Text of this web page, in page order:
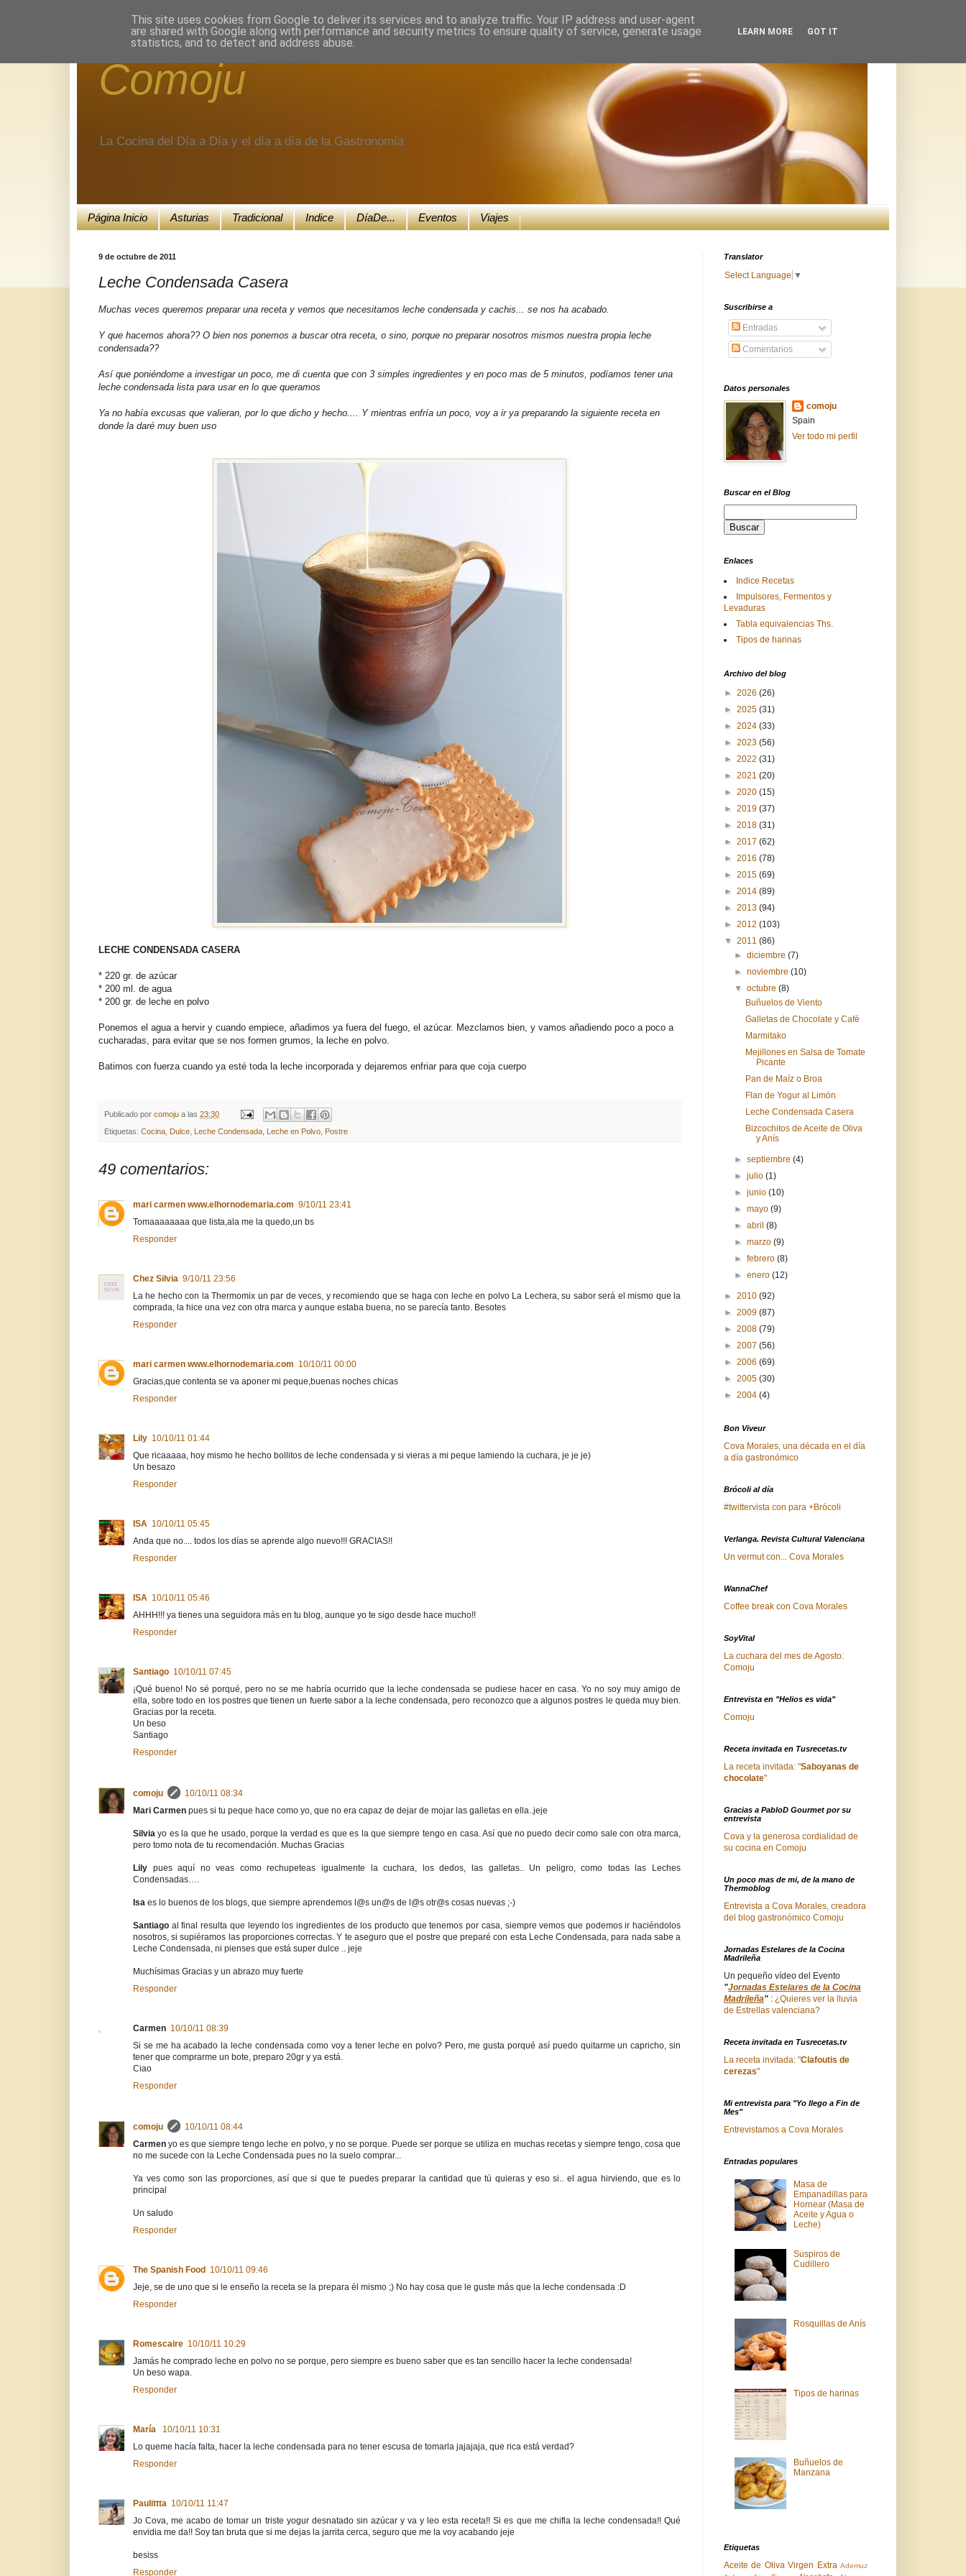
Comoju
La Cocina del Día a Día y el día a día de la Gastronomía
Página Inicio Asturias Tradicional Indice DíaDe... Eventos Viajes
9 de octubre de 2011
Leche Condensada Casera
Muchas veces queremos preparar una receta y vemos que necesitamos leche condensada y cachis... se nos ha acabado.
Y que hacemos ahora?? O bien nos ponemos a buscar otra receta, o sino, porque no preparar nosotros mismos nuestra propia leche
condensada??
Así que poniéndome a investigar un poco, me di cuenta que con 3 simples ingredientes y en poco mas de 5 minutos, podíamos tener una
leche condensada lista para usar en lo que queramos
Ya no había excusas que valieran, por lo que dicho y hecho.... Y mientras enfría un poco, voy a ir ya preparando la siguiente receta en
donde la daré muy buen uso
LECHE CONDENSADA CASERA
* 220 gr. de azúcar
* 200 ml. de agua
* 200 gr. de leche en polvo
Ponemos el agua a hervir y cuando empiece, añadimos ya fuera del fuego, el azúcar. Mezclamos bien, y vamos añadiendo poco a poco a
cucharadas, para evitar que se nos formen grumos, la leche en polvo.
Batimos con fuerza cuando ya esté toda la leche incorporada y dejaremos enfriar para que coja cuerpo
Publicado por comoju a las 23:30
Etiquetas: Cocina Dulce Leche Condensada Leche en Polvo Postre
49 comentarios:
mari carmen www.elhornodemaria.com 9/10/11 23:41
Tomaaaaaaaa que lista,ala me la quedo,un bs
Responder
Chez Silvia 9/10/11 23:56
La he hecho con la Thermomix un par de veces, y recomiendo que se haga con leche en polvo La Lechera, su sabor será el mismo que la
comprada, la hice una vez con otra marca y aunque estaba buena, no se parecía tanto. Besotes
Responder
mari carmen www.elhornodemaria.com 10/10/11 00:00
Gracias,que contenta se va aponer mi peque,buenas noches chicas
Responder
Lily 10/10/11 01:44
Que ricaaaaa, hoy mismo he hecho bollitos de leche condensada y si vieras a mi peque lamiendo la cuchara, je je je)
Un besazo
Responder
ISA 10/10/11 05:45
Anda que no.... todos los días se aprende algo nuevo!!! GRACIAS!!
Responder
ISA 10/10/11 05:46
AHHH!!! ya tienes una seguidora más en tu blog, aunque yo te sigo desde hace mucho!!
Responder
Santiago 10/10/11 07:45
¡Qué bueno! No sé porqué, pero no se me habría ocurrido que la leche condensada se pudiese hacer en casa. Yo no soy muy amigo de
ella, sobre todo en los postres que tienen un fuerte sabor a la leche condensada, pero reconozco que a algunos postres le queda muy bien.
Gracias por la receta.
Un beso
Santiago
Responder
comoju
10/10/11 08:34
Mari Carmen pues si tu peque hace como yo, que no era capaz de dejar de mojar las galletas en ella..jeje
Silviayo es la que he usado, porque la verdad es que es la que siempre tengo en casa. Así que no puedo decir como sale con otra marca,
pero tomo nota de tu recomendación. Muchas Gracias
Lily pues aquí no veas como rechupeteas igualmente la cuchara, los dedos, las galletas.. Un peligro, como todas las Leches
Condensadas….
Isa es lo buenos de los blogs, que siempre aprendemos l@s un@s de l@s otr@s cosas nuevas ;-)
Santiago al final resulta que leyendo los ingredientes de los producto que tenemos por casa, siempre vemos que podemos ir haciéndolos
nosotros, si supiéramos las proporciones correctas. Y te aseguro que el postre que preparé con esta Leche Condensada, para nada sabe a
Leche Condensada, ni pienses que está super dulce .. jeje
Muchísimas Gracias y un abrazo muy fuerte
Responder
Carmen 10/10/11 08:39
Si se me ha acabado la leche condensada como voy a tener leche en polvo? Pero, me gusta porqué así puedo quitarme un capricho, sin
tener que comprarme un bote, preparo 20gr y ya está.
Ciao
Responder
comoju
10/10/11 08:44
Carmen yo es que siempre tengo leche en polvo, y no se porque. Puede ser porque se utiliza en muchas recetas y siempre tengo, cosa que
no me sucede con la Leche Condensada pues no la suelo comprar...
Ya ves como son las proporciones, así que si que te puedes preparar la cantidad que tú quieras y eso si.. el agua hirviendo, que es lo
principal
Un saludo
Responder
The Spanish Food
10/10/11 09:46
Jeje, se de uno que si le enseño la receta se la prepara él mismo ;) No hay cosa que le guste más que la leche condensada :D
Responder
Romescaire 10/10/11 10:29
Jamás he comprado leche en polvo no se porque, pero siempre es bueno saber que es tan sencillo hacer la leche condensada!
Un beso wapa.
Responder
María
10/10/11 10:31
Lo queme hacía falta, hacer la leche condensada para no tener escusa de tomarla jajajaja, que rica está verdad?
Responder
Paulittta 10/10/11 11:47
Jo Cova, me acabo de tomar un triste yogur desnatado sin azúcar y va y leo esta receta!! Si es que me chifla la leche condensada!! Qué
envidia me da!! Soy tan bruta que si me dejas la jarrita cerca, seguro que me la voy acabando jeje
besiss
Responder
Translator
Select Language ▼
Suscribirse a
Entradas
Comentarios
Datos personales
comoju
Spain
Ver todo mi perfil
Buscar en el Blog
Enlaces
Indice Recetas
Impulsores, Fermentos y
Levaduras
Tabla equivalencias Ths.
Tipos de harinas
Archivo del blog
► 2026 (26)
► 2025 (31)
► 2024 (33)
► 2023 (56)
► 2022 (31)
► 2021 (20)
► 2020 (15)
► 2019 (37)
► 2018 (31)
► 2017 (62)
► 2016 (78)
► 2015 (69)
► 2014 (89)
► 2013 (94)
► 2012 (103)
▼ 2011 (86)
►diciembre(7)
►noviembre(10)
▼octubre(8)
Buñuelos de Viento
Galletas de Chocolate y Café
Marmitako
Mejillones en Salsa de Tomate
Picante
Pan de Maíz o Broa
Flan de Yogur al Limón
Leche Condensada Casera
Bizcochitos de Aceite de Oliva
y Anís
►septiembre(4)
►julio(1)
►junio(10)
►mayo(9)
►abril(8)
►marzo(9)
►febrero(8)
►enero(12)
► 2010 (92)
► 2009 (87)
► 2008 (79)
► 2007 (56)
► 2006 (69)
► 2005 (30)
► 2004 (4)
Bon Viveur
Cova Morales, una década en el día
a día gastronómico
Brócoli al día
#twittervista con para +Brócoli
Verlanga. Revista Cultural Valenciana
Un vermut con... Cova Morales
WannaChef
Coffee break con Cova Morales
SoyVital
La cuchara del mes de Agosto:
Comoju
Entrevista en "Helios es vida"
Comoju
Receta invitada en Tusrecetas.tv
La receta invitada: "Saboyanas de
chocolate"
Gracias a PabloD Gourmet por su
entrevista
Cova y la generosa cordialidad de
su cocina en Comoju
Un poco mas de mi, de la mano de
Thermoblog
Entrevista a Cova Morales, creadora
del blog gastronómico Comoju
Jornadas Estelares de la Cocina
Madrileña
Un pequeño vídeo del Evento
"Jornadas Estelares de la Cocina
Madrileña" : ¿Quieres ver la lluvia
de Estrellas valenciana?
Receta invitada en Tusrecetas.tv
La receta invitada: "Clafoutis de
cerezas"
Mi entrevista para "Yo llego a Fin de
Mes"
Entrevistamos a Cova Morales
Entradas populares
Masa de
Empanadillas para
Hornear (Masa de
Aceite y Agua o
Leche)
Suspiros de
Cudillero
Rosquillas de Anís
Tipos de harinas
Buñuelos de
Manzana
Etiquetas
Aceite de Oliva Virgen Extra Ademuz
This site uses cookies from Google to deliver its services and to analyze traffic. Your IP address and user-agent
are shared with Google along with performance and security metrics to ensure quality of service, generate usage
statistics, and to detect and address abuse.
LEARN MORE GOT IT